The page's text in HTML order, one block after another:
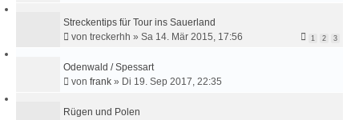
Streckentips für Tour ins Sauerland
von treckerhh » Sa 14. Mär 2015, 17:56 1 2 3
Odenwald / Spessart
von frank » Di 19. Sep 2017, 22:35
Rügen und Polen